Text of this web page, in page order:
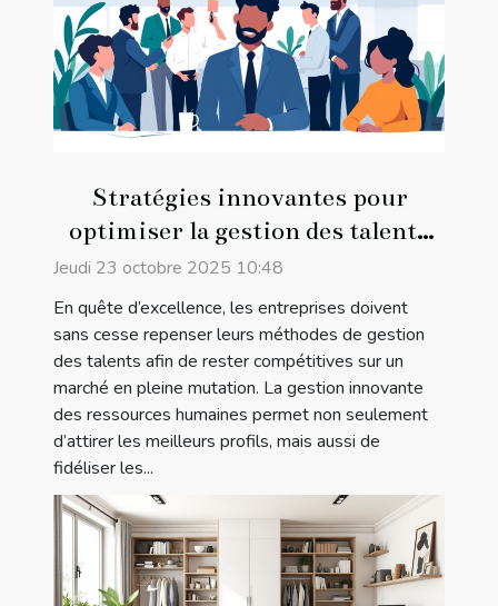
Stratégies innovantes pour
optimiser la gestion des talents
en entreprise
Jeudi 23 octobre 2025 10:48
En quête d’excellence, les entreprises doivent
sans cesse repenser leurs méthodes de gestion
des talents afin de rester compétitives sur un
marché en pleine mutation. La gestion innovante
des ressources humaines permet non seulement
d’attirer les meilleurs profils, mais aussi de
fidéliser les...